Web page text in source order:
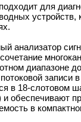
для
устройств,
анализатор
диапазоне
записи
в 18-слотовом
обеспечивают
в